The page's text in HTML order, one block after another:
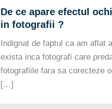
De ce apare efectul
in fotografii ?
Indignat de faptul ca am aflat
exista inca fotografi care
fotografiile fara sa corecteze
[…]